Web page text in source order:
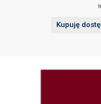
Kupuję